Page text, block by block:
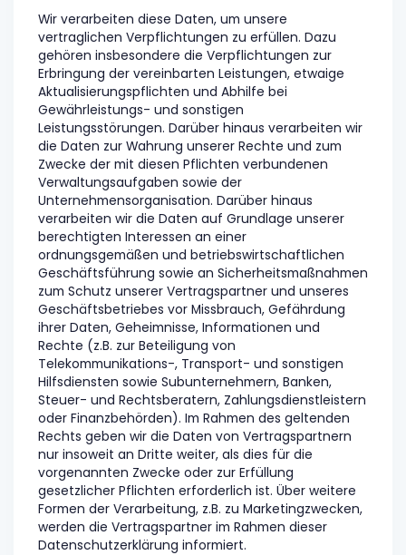
Wir verarbeiten diese Daten, um unsere
vertraglichen Verpflichtungen zu erfüllen. Dazu
gehören insbesondere die Verpflichtungen zur
Erbringung der vereinbarten Leistungen, etwaige
Aktualisierungspflichten und Abhilfe bei
Gewährleistungs- und sonstigen
Leistungsstörungen. Darüber hinaus verarbeiten wir
die Daten zur Wahrung unserer Rechte und zum
Zwecke der mit diesen Pflichten verbundenen
Verwaltungsaufgaben sowie der
Unternehmensorganisation. Darüber hinaus
verarbeiten wir die Daten auf Grundlage unserer
berechtigten Interessen an einer
ordnungsgemäßen und betriebswirtschaftlichen
Geschäftsführung sowie an Sicherheitsmaßnahmen
zum Schutz unserer Vertragspartner und unseres
Geschäftsbetriebes vor Missbrauch, Gefährdung
ihrer Daten, Geheimnisse, Informationen und
Rechte (z.B. zur Beteiligung von
Telekommunikations-, Transport- und sonstigen
Hilfsdiensten sowie Subunternehmern, Banken,
Steuer- und Rechtsberatern, Zahlungsdienstleistern
oder Finanzbehörden). Im Rahmen des geltenden
Rechts geben wir die Daten von Vertragspartnern
nur insoweit an Dritte weiter, als dies für die
vorgenannten Zwecke oder zur Erfüllung
gesetzlicher Pflichten erforderlich ist. Über weitere
Formen der Verarbeitung, z.B. zu Marketingzwecken,
werden die Vertragspartner im Rahmen dieser
Datenschutzerklärung informiert.